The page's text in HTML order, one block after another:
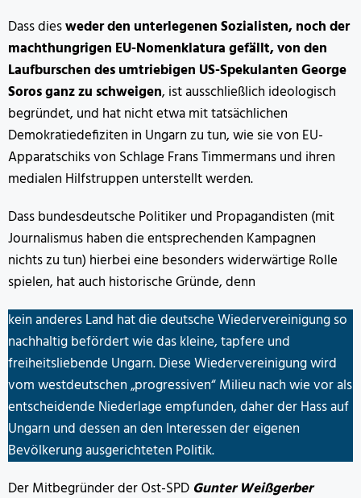
Dass diesweder den unterlegenen Sozialisten, noch der
machthungrigen EU-Nomenklatura gefällt, von den
Laufburschen des umtriebigen US-Spekulanten George
Soros ganz zu schweigen, ist ausschließlich ideologisch
begründet, und hat nicht etwa mit tatsächlichen
Demokratiedefiziten in Ungarn zu tun, wie sie von EU-
Apparatschiks von Schlage Frans Timmermans und ihren
medialen Hilfstruppen unterstellt werden.
Dass bundesdeutsche Politiker und Propagandisten (mit
Journalismus haben die entsprechenden Kampagnen
nichts zu tun) hierbei eine besonders widerwärtige Rolle
spielen, hat auch historische Gründe, denn
kein anderes Land hat die deutsche Wiedervereinigung so
nachhaltig befördert wie das kleine, tapfere und
freiheitsliebende Ungarn. Diese Wiedervereinigung wird
vom westdeutschen „progressiven“ Milieu nach wie vor als
entscheidende Niederlage empfunden, daher der Hass auf
Ungarn und dessen an den Interessen der eigenen
Bevölkerung ausgerichteten Politik.
Der Mitbegründer der Ost-SPD Gunter Weißgerber